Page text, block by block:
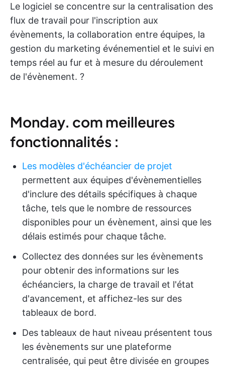
Le logiciel se concentre sur la centralisation des
flux de travail pour l'inscription aux
évènements, la collaboration entre équipes, la
gestion du marketing événementiel et le suivi en
temps réel au fur et à mesure du déroulement
de l'évènement. ?
Monday. com meilleures
fonctionnalités :
Les modèles d'échéancier de projet
permettent aux équipes d'évènementielles
d'inclure des détails spécifiques à chaque
tâche, tels que le nombre de ressources
disponibles pour un évènement, ainsi que les
délais estimés pour chaque tâche.
Collectez des données sur les évènements
pour obtenir des informations sur les
échéanciers, la charge de travail et l'état
d'avancement, et affichez-les sur des
tableaux de bord.
Des tableaux de haut niveau présentent tous
les évènements sur une plateforme
centralisée, qui peut être divisée en groupes